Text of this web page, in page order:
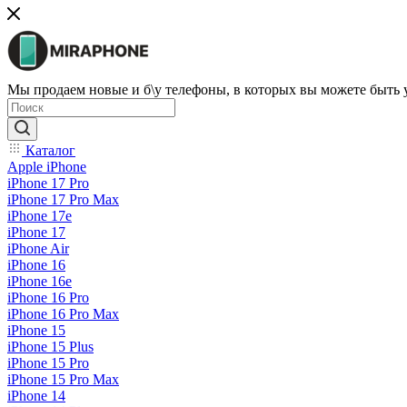
Мы продаем новые и б\у телефоны, в которых вы можете быть
Каталог
Apple iPhone
iPhone 17 Pro
iPhone 17 Pro Max
iPhone 17e
iPhone 17
iPhone Air
iPhone 16
iPhone 16e
iPhone 16 Pro
iPhone 16 Pro Max
iPhone 15
iPhone 15 Plus
iPhone 15 Pro
iPhone 15 Pro Max
iPhone 14